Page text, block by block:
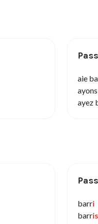
aie
ayez
barri
barris